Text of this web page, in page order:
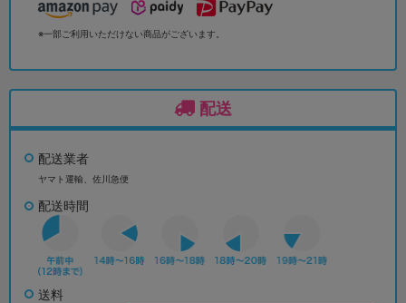
※一部ご利用いただけない商品がございます。
配送
配送業者
ヤマト運輸、佐川急便
配送時間
送料